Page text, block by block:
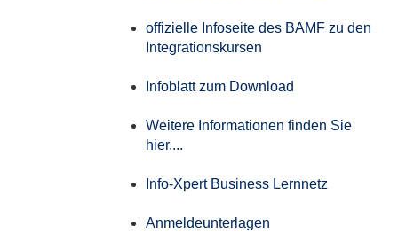
offizielle Infoseite des BAMF zu den
Integrationskursen
Infoblatt zum Download
Weitere Informationen finden Sie
hier....
Info-Xpert Business Lernnetz
Anmeldeunterlagen